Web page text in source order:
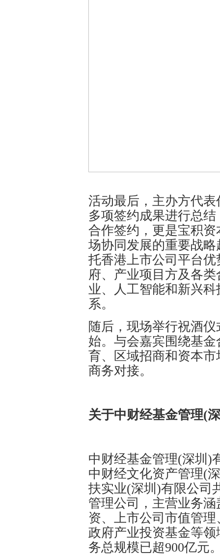
活动最后，主办方代
多项签约成果进行总
合作签约，更是宝积
场协同发展的重要战
托香港上市公司平台
府、产业项目方及各
业、人工智能和新兴
系。
随后，现场举行祝酒
始。与会嘉宾围绕基
育、区域招商和资本
商务对接。
关于中财经基金管理(
中财经基金管理(深圳)
中财经文化资产管理(
扶实业(深圳)有限公司
管理公司，主营业务
资、上市公司市值管
政府产业投资基金等
务总规模已超900亿元